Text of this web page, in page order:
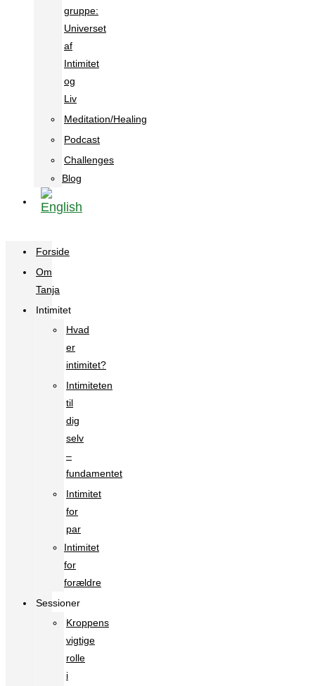
gruppe:
Universet
af
Intimitet
og
Liv
Meditation/Healing
Podcast
Challenges
Blog
Forside
Om
Tanja
Intimitet
Hvad
er
intimitet?
Intimiteten
til
dig
selv
–
fundamentet
Intimitet
for
par
Intimitet
for
forældre
Sessioner
Kroppens
vigtige
rolle
i